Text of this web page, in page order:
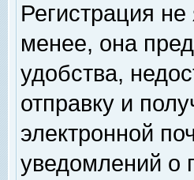
Регистрация
менее, она
удобства,
отправку и
электронной
уведомлений о